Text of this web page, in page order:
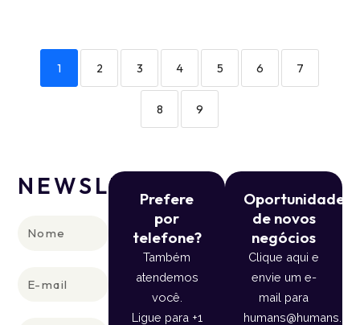
1 2 3 4 5 6 7
8 9
NEWSLETTER
Prefere
por
telefone?
Também
atendemos
você.
Ligue para +1
Oportunidade
de novos
negócios
Clique aqui e
envie um e-
mail para